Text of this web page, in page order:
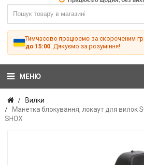
Тимчасово працюємо за скороченим
до 15:00 . Дякуємо за розуміння!
МЕНЮ
Вилки
Манетка блокування, локаут для вилок
SHOX